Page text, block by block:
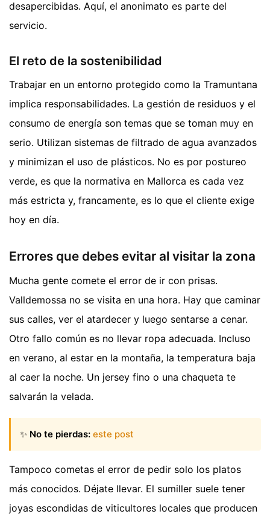
desapercibidas. Aquí, el anonimato es parte del
servicio.
El reto de la sostenibilidad
Trabajar en un entorno protegido como la Tramuntana
implica responsabilidades. La gestión de residuos y el
consumo de energía son temas que se toman muy en
serio. Utilizan sistemas de filtrado de agua avanzados
y minimizan el uso de plásticos. No es por postureo
verde, es que la normativa en Mallorca es cada vez
más estricta y, francamente, es lo que el cliente exige
hoy en día.
Errores que debes evitar al visitar la zona
Mucha gente comete el error de ir con prisas.
Valldemossa no se visita en una hora. Hay que caminar
sus calles, ver el atardecer y luego sentarse a cenar.
Otro fallo común es no llevar ropa adecuada. Incluso
en verano, al estar en la montaña, la temperatura baja
al caer la noche. Un jersey fino o una chaqueta te
salvarán la velada.
✨ No te pierdas: este post
Tampoco cometas el error de pedir solo los platos
más conocidos. Déjate llevar. El sumiller suele tener
joyas escondidas de viticultores locales que producen